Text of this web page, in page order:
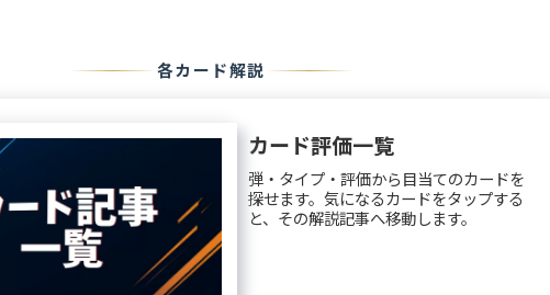
各カード解説
カード評価一覧
弾・タイプ・評価から目当てのカードを
探せます。気になるカードをタップする
と、その解説記事へ移動します。